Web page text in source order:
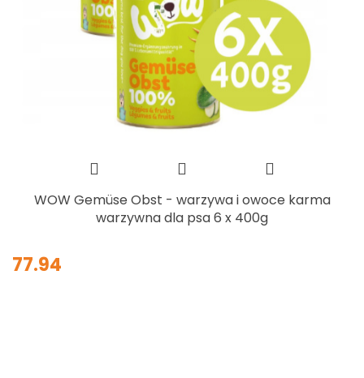
WOW Gemüse Obst - warzywa i owoce karma
warzywna dla psa 6 x 400g
77.94